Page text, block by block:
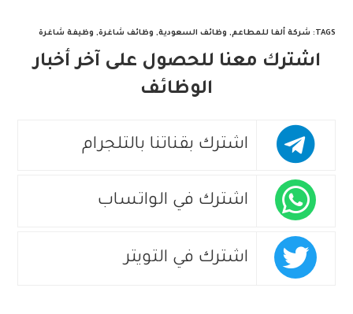
TAGS
: شركة ألفا للمطاعم, وظائف السعودية, وظائف شاغرة, وظيفة شاغرة
اشترك معنا للحصول على آخر أخبار
الوظائف
اشترك بقناتنا بالتلجرام
اشترك في الواتساب
اشترك في التويتر